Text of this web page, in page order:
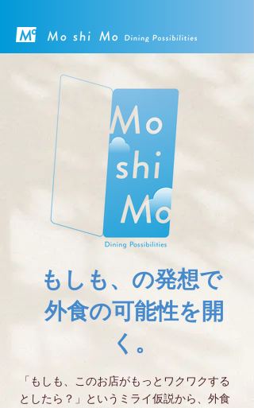
もしも、の発想で
外食の可能性を開
く。
「もしも、このお店がもっとワクワクする
としたら？」というミライ仮説から、外食